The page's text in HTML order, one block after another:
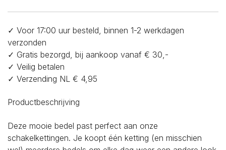
✓ Voor 17:00 uur besteld, binnen 1-2 werkdagen
verzonden
✓ Gratis bezorgd, bij aankoop vanaf € 30,-
✓ Veilig betalen
✓ Verzending NL € 4,95
Productbeschrijving
Deze mooie bedel past perfect aan onze
schakelkettingen. Je koopt één ketting (en misschien